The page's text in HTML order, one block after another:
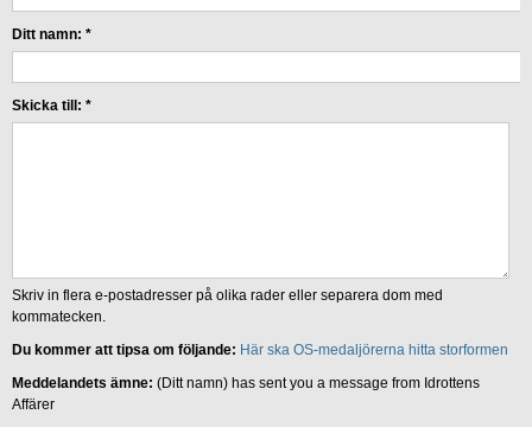
Ditt namn: *
Skicka till: *
Skriv in flera e-postadresser på olika rader eller separera dom med
kommatecken.
Du kommer att tipsa om följande: Här ska OS-medaljörerna hitta storformen
Meddelandets ämne: (Ditt namn) has sent you a message from Idrottens
Affärer